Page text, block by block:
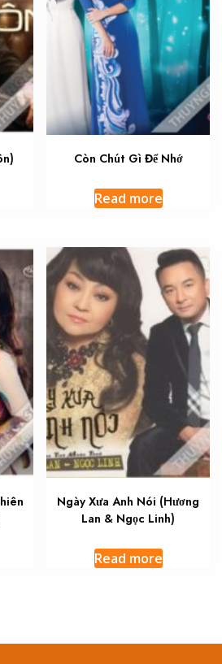
Còn Chút Gì Để Nhớ
Read more
Ngày Xưa Anh Nói (Hương
Lan & Ngọc Linh)
Read more